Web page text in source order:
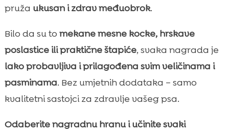
pruža ukusan i zdrav međuobrok.
Bilo da su to mekane mesne kocke, hrskave
poslastice ili praktične štapiće, svaka nagrada je
lako probavljiva i prilagođena svim veličinama i
pasminama. Bez umjetnih dodataka – samo
kvalitetni sastojci za zdravlje vašeg psa.
Odaberite nagradnu hranu i učinite svaki